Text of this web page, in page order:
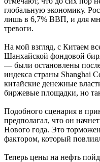
глобальную экономику.
лишь в 6,7% ВВП, и для
тревоги.
На мой взгляд, с Китаем
Шанхайской фондовой
— были остановлены
индекса страны Shanghai
китайские денежные
биржевые площадки, но
Подобного сценария в
предполагал, что он
Нового года. Это
фактором, который
Теперь цены на нефть